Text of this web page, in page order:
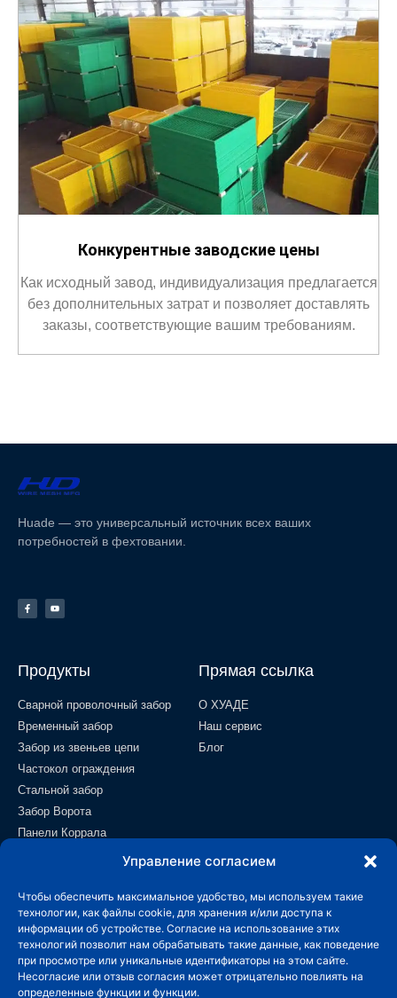
Управление согласием
Чтобы обеспечить максимальное удобство, мы используем такие
технологии, как файлы cookie, для хранения и/или доступа к
информации об устройстве. Согласие на использование этих
технологий позволит нам обрабатывать такие данные, как поведение
при просмотре или уникальные идентификаторы на этом сайте.
Несогласие или отзыв согласия может отрицательно повлиять на
определенные функции и функции.
Конкурентные заводские цены
Как исходный завод, индивидуализация предлагается
без дополнительных затрат и позволяет доставлять
заказы, соответствующие вашим требованиям.
Huade — это универсальный источник всех ваших
потребностей в фехтовании.
Продукты
Сварной проволочный забор
Временный забор
Забор из звеньев цепи
Частокол ограждения
Стальной забор
Забор Ворота
Панели Коррала
Прямая ссылка
О ХУАДЕ
Наш сервис
Блог
Контакт
info@wiremeshmfg.com
+86-180-3192-9999